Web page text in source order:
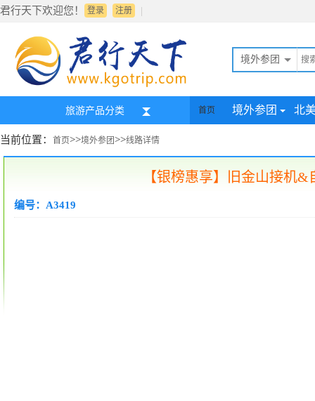
君行天下欢迎您！ 登录 |
注册
境外参团
旅游产品分类 首页 境外参团 北
当前位置： 首页>>境外参团>>线路详情
【银榜惠享】旧金山接机
编号：A3419